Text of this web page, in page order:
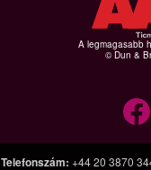
A legmagasabb
© Dun &
Telefonszám: +44 20 3870